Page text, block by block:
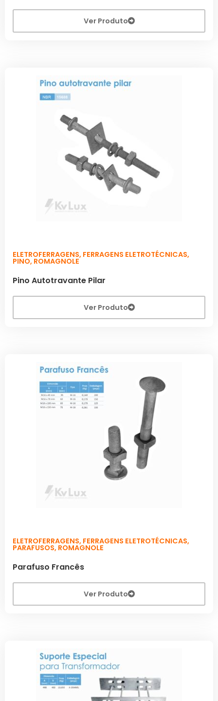
Ver Produto
ELETROFERRAGENS, FERRAGENS ELETROTÉCNICAS,
PINO, ROMAGNOLE
Pino Autotravante Pilar
Ver Produto
ELETROFERRAGENS, FERRAGENS ELETROTÉCNICAS,
PARAFUSOS, ROMAGNOLE
Parafuso Francês
Ver Produto